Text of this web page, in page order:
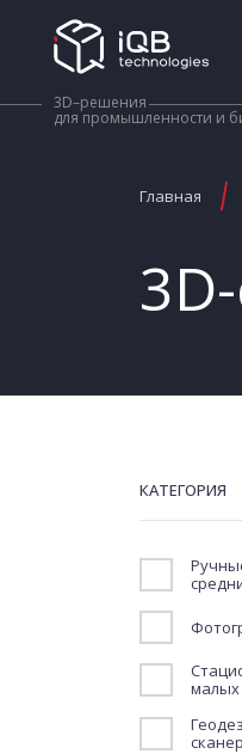
3D–решения
для промышленности и
Главная
КАТЕГОРИЯ
малых